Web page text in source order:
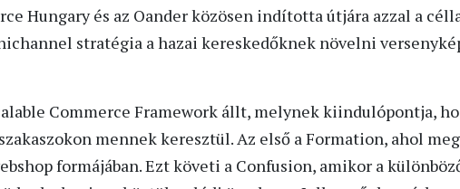
Hungary és az Oander közösen indította útjára azzal a
stratégia a hazai kereskedőknek növelni
Commerce Framework állt, melynek kiindulópontja,
mennek keresztül. Az első a Formation, ahol
formájában. Ezt követi a Confusion, amikor a